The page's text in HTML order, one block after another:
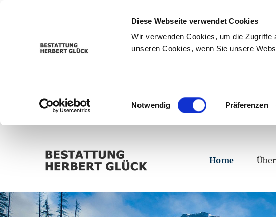
Diese Webseite verwendet Cookies
Wir verwenden Cookies, um die
unseren Cookies, wenn Sie unsere
Einwilligungsauswahl
Notwendig Präferenzen
Home